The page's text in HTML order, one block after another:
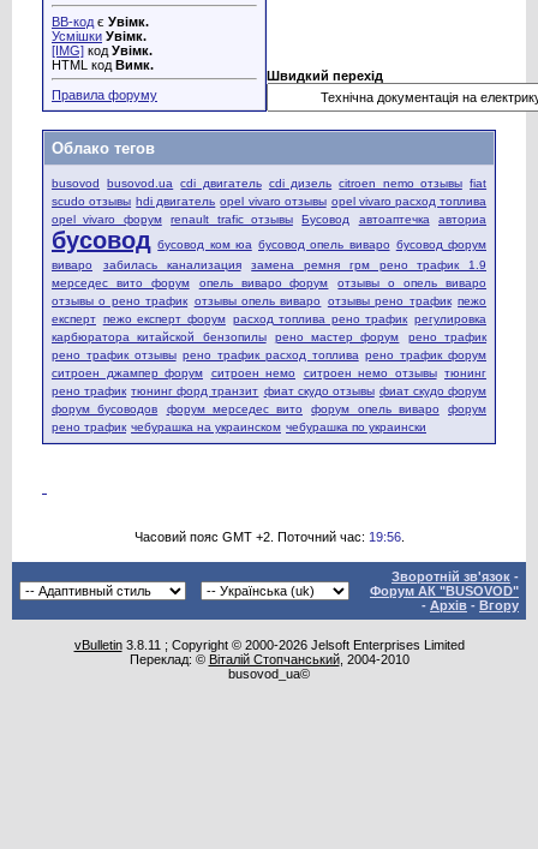
BB-код є Увімк.
Усмішки Увімк.
[IMG] код Увімк.
HTML код Вимк.
Правила форуму
Швидкий перехід
Облако тегов
busovod busovod.ua cdi двигатель cdi дизель citroen nemo отзывы fiat
scudo отзывы hdi двигатель opel vivaro отзывы opel vivaro расход топлива
opel vivaro форум
renault trafic отзывы Бусовод автоаптечка авториа
бусовод бусовод ком юа бусовод опель виваро бусовод форум
виваро
забилась канализация
замена ремня грм рено трафик 1.9
мерседес вито форум
опель виваро форум
отзывы о опель виваро
отзывы о рено трафик отзывы опель виваро отзывы рено трафик пежо
експерт пежо експерт форум расход топлива рено трафик регулировка
карбюратора китайской бензопилы
рено мастер форум
рено трафик
рено трафик отзывы рено трафик расход топлива рено трафик форум
ситроен джампер форум
ситроен немо ситроен немо отзывы тюнинг
рено трафик тюнинг форд транзит фиат скудо отзывы фиат скудо форум
форум бусоводов
форум мерседес вито форум опель виваро
форум
рено трафик чебурашка на украинском чебурашка по украински
Часовий пояс GMT +2. Поточний час: 19:56.
Зворотній зв'язок -
Форум АК "BUSOVOD"
- Архів - Вгору
vBulletin3.8.11 ; Copyright © 2000-2026 Jelsoft Enterprises Limited
Переклад: © Віталій Стопчанський, 2004-2010
busovod_ua©